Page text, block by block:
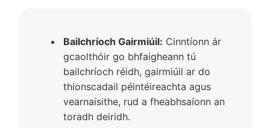
Bailchríoch Gairmiúil: Cinntíonn ár
gcaolthóir go bhfaigheann tú
bailchríoch réidh, gairmiúil ar do
thionscadail péintéireachta agus
vearnaisithe, rud a fheabhsaíonn an
toradh deiridh.